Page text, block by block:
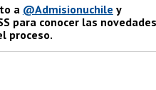
a @Admisionuchile y
para conocer las novedades
proceso.